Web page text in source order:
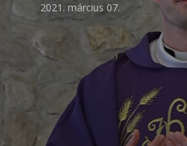
2021. március 07.